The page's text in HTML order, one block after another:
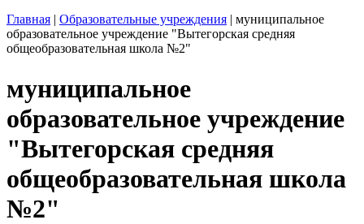
Главная | Образовательные учреждения | муниципальное
образовательное учреждение "Вытегорская средняя
общеобразовательная школа №2"
муниципальное
образовательное учреждение
"Вытегорская средняя
общеобразовательная школа
№2"